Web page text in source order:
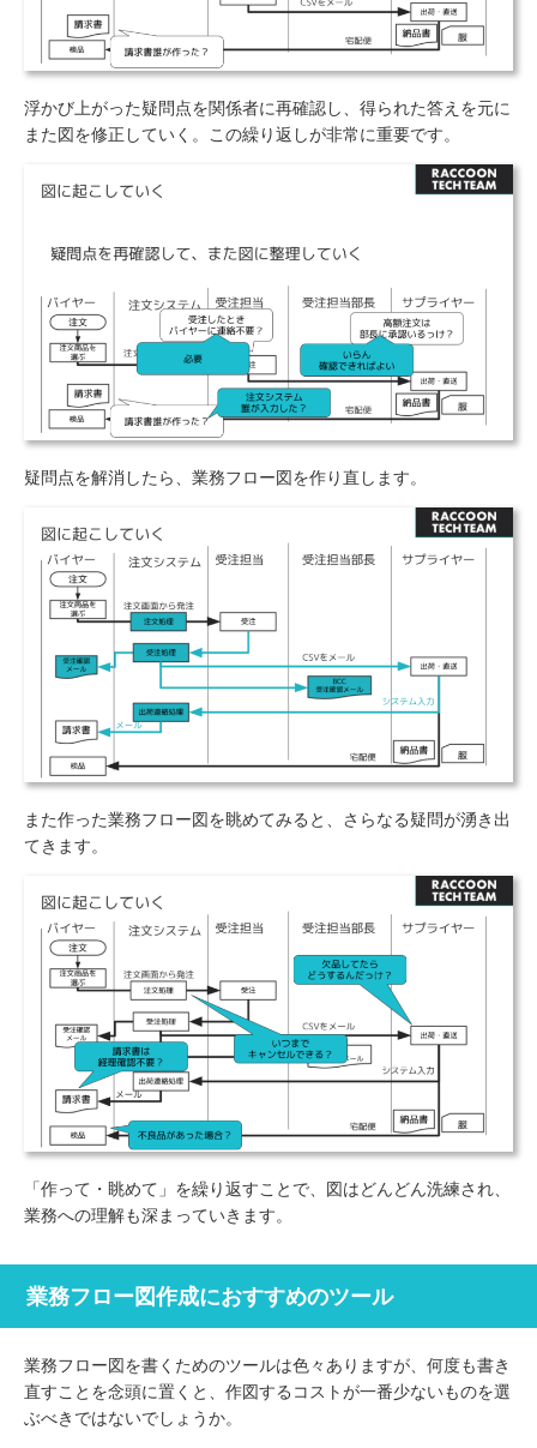
浮かび上がった疑問点を関係者に再確認し、得られた答えを元に
また図を修正していく。この繰り返しが非常に重要です。
疑問点を解消したら、業務フロー図を作り直します。
また作った業務フロー図を眺めてみると、さらなる疑問が湧き出
てきます。
「作って・眺めて」を繰り返すことで、図はどんどん洗練され、
業務への理解も深まっていきます。
業務フロー図作成におすすめのツール
業務フロー図を書くためのツールは色々ありますが、何度も書き
直すことを念頭に置くと、作図するコストが一番少ないものを選
ぶべきではないでしょうか。